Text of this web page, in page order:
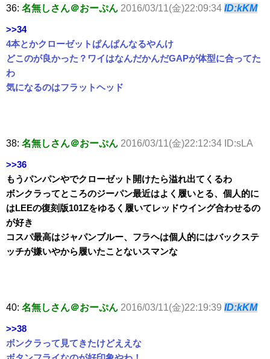
36: 名無しさん＠おーぷん 2016/03/11(金)22:09:34 ID:kKM
>>34
4本とかクローゼットぱんぱんなるやんけ
どこのが良かった？ワイはなんだかんだGAPが体型に合ってた
わ
気になるのはフラットヘッド
38: 名無しさん＠おーぷん 2016/03/11(金)22:12:34 ID:sLA
>>36
もうパンパンやでクローゼット開けたら溢れ出てくるわ
ボンクラってところのジーパン最近はよく履いとる、個人的に
はLEEの復刻版101Zをゆるく履いてレッドウイング合わせるの
が好き
コスパ最高はジャパンブルー、フラヘは個人的にはバックステ
ッチが嫌いやから履いたことないスマンな
40: 名無しさん＠おーぷん 2016/03/11(金)22:19:39 ID:kKM
>>38
ボンクラって見てきたけどええな